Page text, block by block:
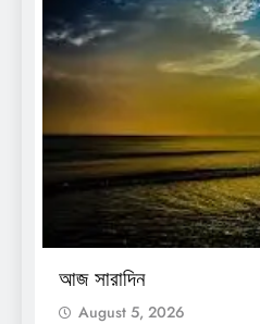
আজ সারাদিন
August 5, 2026